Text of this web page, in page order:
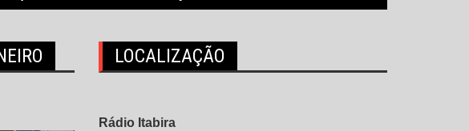
LOCALIZAÇÃO
Rádio Itabira